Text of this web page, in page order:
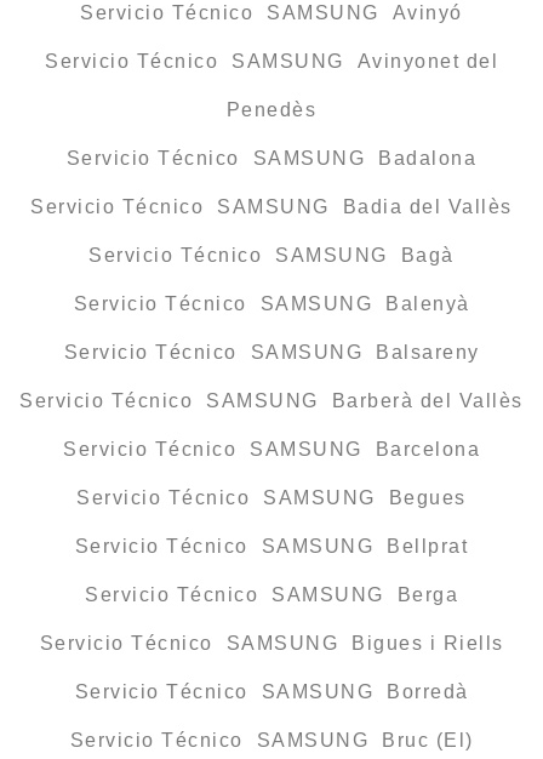
Servicio Técnico SAMSUNG Avinyó
Servicio Técnico SAMSUNG Avinyonet del
Penedès
Servicio Técnico SAMSUNG Badalona
Servicio Técnico SAMSUNG Badia del Vallès
Servicio Técnico SAMSUNG Bagà
Servicio Técnico SAMSUNG Balenyà
Servicio Técnico SAMSUNG Balsareny
Servicio Técnico SAMSUNG Barberà del Vallès
Servicio Técnico SAMSUNG Barcelona
Servicio Técnico SAMSUNG Begues
Servicio Técnico SAMSUNG Bellprat
Servicio Técnico SAMSUNG Berga
Servicio Técnico SAMSUNG Bigues i Riells
Servicio Técnico SAMSUNG Borredà
Servicio Técnico SAMSUNG Bruc (El)